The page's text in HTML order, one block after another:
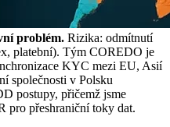
problém. Rizika: odmítnutí
platební). Tým COREDO je
KYC mezi EU, Asií
společnosti v Polsku
postupy, přičemž jsme
pro přeshraniční toky dat.